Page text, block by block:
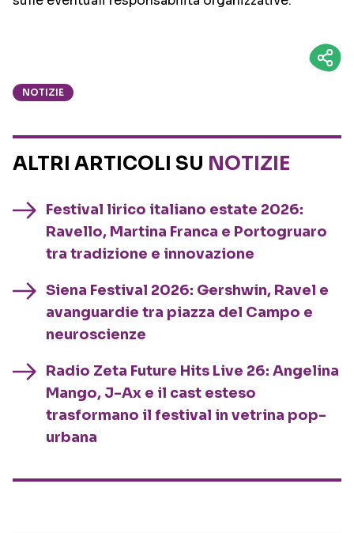
NOTIZIE
ALTRI ARTICOLI SU NOTIZIE
Festival lirico italiano estate 2026:
Ravello, Martina Franca e Portogruaro
tra tradizione e innovazione
Siena Festival 2026: Gershwin, Ravel e
avanguardie tra piazza del Campo e
neuroscienze
Radio Zeta Future Hits Live 26: Angelina
Mango, J-Ax e il cast esteso
trasformano il festival in vetrina pop-
urbana